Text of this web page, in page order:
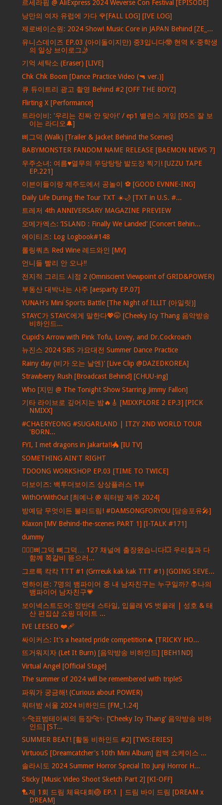
르세라핌 @ AliExpress 2024 Weverse Con Festival [EPISODE]
낭만의 여자 유럽에 가다 🌹[FALL LOG] [IVE LOG]
제로베이스원: 2024 Show! Music Core in JAPAN Behind [ZE_...
유니스데이즈 EP.03 (아이돌이지만) 중3입니다🤓 현역 K-중학생
의 일상 브이로그🤳
기억 세탁소 (Eraser) [LIVE]
Chk Chk Boom [Dance Practice Video (🔫 ver.)]
큐 듀이트리 광고 촬영 Behind #2 [OFF THE BOYZ]
Flirting X [Performance]
트라이비: '우리는 진짜 안 맞아!' / ep1 밸런스 게임 [05즈 잘 보
이는 라디오🔔]
삐그덕 (Walk) [Trailer & Jacket Behind the Scenes]
BABYMONSTER FANDOM NAME RELEASE [BAEMON NEWS 7]
우주소녀: 여름♥열무의 우당탕탕 발도장 찍기! [UZZU TAPE
EP.221]
이븐이들이랑 제주도에서 공놀이 ⚽️ [GOOD EVNNE-ING]
Daily Life During the Tour TXT ☀️🌙 [TXT in U.S. #...
트레저 4th ANNIVERSARY MAGAZINE PREVIEW
오메가엑스: ‘ISLAND : Finally We Landed' [Concert Behin...
에이티즈: Log Logbook#148
롤링쿼츠 Red Wine 레드와인 [MV]
언니들 빨리 안 오나‼️
전지적 그리드 시점 2 (Omniscient Viewpoint of GRID&POWER)
부동산 대박나는 사주 [aesparty EP.07]
YUNAH's Mini Sports Battle [The Night of ILLIT (아일릿)]
STAYC가 STAYC에게 말한다💖🤭 [Cheeky Icy Thang 음악방송
비하인드...
Cupid's Arrow with Pink Tofu, Lovey, and Dr.Cockroach
뉴진스 2024 SBS 가요대전 Summer Dance Practice
Rainy day (비가 오는 날엔)' [Live Clip @DAZEDKOREA]
Strawberry Rush [Broadcast Behind] [CHUU-ing]
Who [지민 @ The Tonight Show Starring Jimmy Fallon]
기타 라이브로 깊어지는 밤🔥🎸 [MIXXPLORE 2 EP.3] [PICK
NMIXX]
#CHAERYEONG #SUGARLAND | ITZY 2ND WORLD TOUR
'BORN...
FYI, I met dragons in Jakarta!!🐲 [IU TV]
SOMETHING AIN'T RIGHT
TDOONG WORKSHOP EP.03 [TIME TO TWICE]
더보이즈: 백투더보이즈 상상플러스 1부
WithOrWithOut [최예나 @ 워터밤 제주 2024]
방예담 무엇이든 불러드림! #DAMSONGFORYOU [담송포유🎤]
Klaxon [MV Behind-the-scenes PART 1] [I-TALK #171]
dummy
🚶🏻‍♂️삐그덕 뼈그덕… 127 채널에 출장왔습니다💥 우리칠과 다
함께 쪽갈비 뜯으러...
그르륵 칵칵 TTT #1 (Grrreuk kak kak TTT #1) [GOING SEVE...
엔하이픈: 7명의 뱀파이어 중 내 남자친구는 누구일까? 🧛나의
뱀파이어 남자친구💗
보이넥스트도어: 정반대 스타일, 입을래 VS 벗을래 | 성호 & 태
산 편집샵 쇼핑 데이트 ...
IVE LEESEO ❤‍🩹
싸이커스: It's a heated pride competition🔥 [TRICKY HO...
뜨거워지자 (Let It Burn) [음악방송 비하인드] [BEH1ND]
Virtual Angel [Official Stage]
The summer of 2024 will be remembered with tripleS
파워가 궁금해! (Curious about POWER)
워터밤 서울 2024 비하인드 [FM_1.24]
✨🐆표범테이씨의 등장🐆✨ [‘Cheeky Icy Thang’ 음악방송 비하
인드] [ST...
SUMMER BEAT! [활동 비하인드 #2] [TWS:ERIES]
VirtuouS [Dreamcatcher's 10th Mini Album] 컴백 쇼케이스 ...
솔라시도 2024 Summer Horror Special Ito Junji Horror H...
Sticky [Music Video Shoot Sketch Part 2] [KI-OFF]
🏸제 1회 드림 체육대회🏐 EP.1 | 드림 바이 드림 [DREAM x
DREAM]